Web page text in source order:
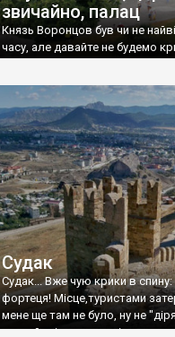
звичайно, палац
Князь Воронцов був чи не
часу, але давайте не будемо
Судак
Судак... Вже чую крики в
фортеця! Місце,туристами
мене ще там не було, ну не
принаймні до цього літа.